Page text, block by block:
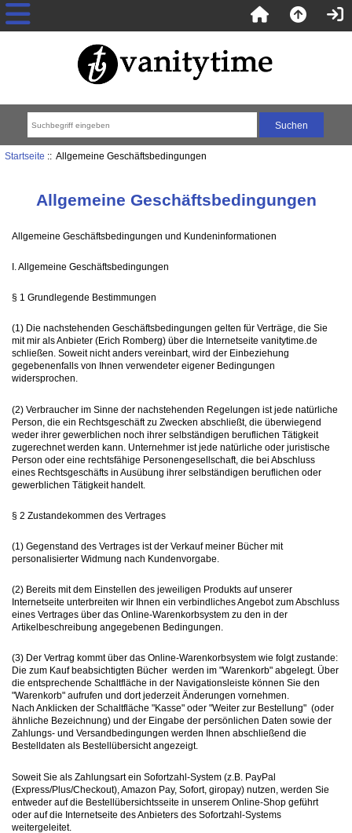
Startseite :: Allgemeine Geschäftsbedingungen
Allgemeine Geschäftsbedingungen
Allgemeine Geschäftsbedingungen und Kundeninformationen
I. Allgemeine Geschäftsbedingungen
§ 1 Grundlegende Bestimmungen
(1) Die nachstehenden Geschäftsbedingungen gelten für Verträge, die Sie
mit mir als Anbieter (Erich Romberg) über die Internetseite vanitytime.de
schließen. Soweit nicht anders vereinbart, wird der Einbeziehung
gegebenenfalls von Ihnen verwendeter eigener Bedingungen
widersprochen.
(2) Verbraucher im Sinne der nachstehenden Regelungen ist jede natürliche
Person, die ein Rechtsgeschäft zu Zwecken abschließt, die überwiegend
weder ihrer gewerblichen noch ihrer selbständigen beruflichen Tätigkeit
zugerechnet werden kann. Unternehmer ist jede natürliche oder juristische
Person oder eine rechtsfähige Personengesellschaft, die bei Abschluss
eines Rechtsgeschäfts in Ausübung ihrer selbständigen beruflichen oder
gewerblichen Tätigkeit handelt.
§ 2 Zustandekommen des Vertrages
(1) Gegenstand des Vertrages ist der Verkauf meiner Bücher mit
personalisierter Widmung nach Kundenvorgabe.
(2) Bereits mit dem Einstellen des jeweiligen Produkts auf unserer
Internetseite unterbreiten wir Ihnen ein verbindliches Angebot zum Abschluss
eines Vertrages über das Online-Warenkorbsystem zu den in der
Artikelbeschreibung angegebenen Bedingungen.
(3) Der Vertrag kommt über das Online-Warenkorbsystem wie folgt zustande:
Die zum Kauf beabsichtigten Bücher werden im "Warenkorb" abgelegt. Über
die entsprechende Schaltfläche in der Navigationsleiste können Sie den
"Warenkorb" aufrufen und dort jederzeit Änderungen vornehmen.
Nach Anklicken der Schaltfläche "Kasse" oder "Weiter zur Bestellung" (oder
ähnliche Bezeichnung) und der Eingabe der persönlichen Daten sowie der
Zahlungs- und Versandbedingungen werden Ihnen abschließend die
Bestelldaten als Bestellübersicht angezeigt.
Soweit Sie als Zahlungsart ein Sofortzahl-System (z.B. PayPal
(Express/Plus/Checkout), Amazon Pay, Sofort, giropay) nutzen, werden Sie
entweder auf die Bestellübersichtsseite in unserem Online-Shop geführt
oder auf die Internetseite des Anbieters des Sofortzahl-Systems
weitergeleitet.